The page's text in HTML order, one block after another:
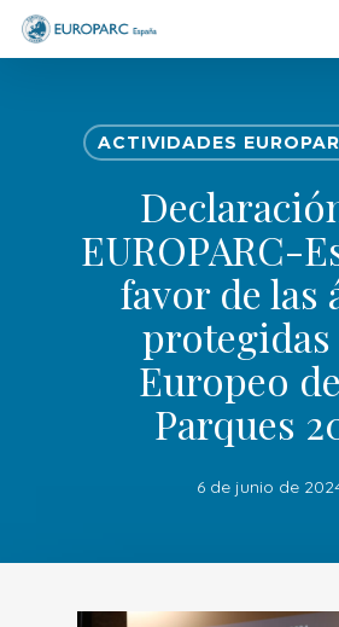
Skip
ACTIVIDADES
EUROPARC-
favor de las
protegidas
Europeo
Parques
6 de junio de